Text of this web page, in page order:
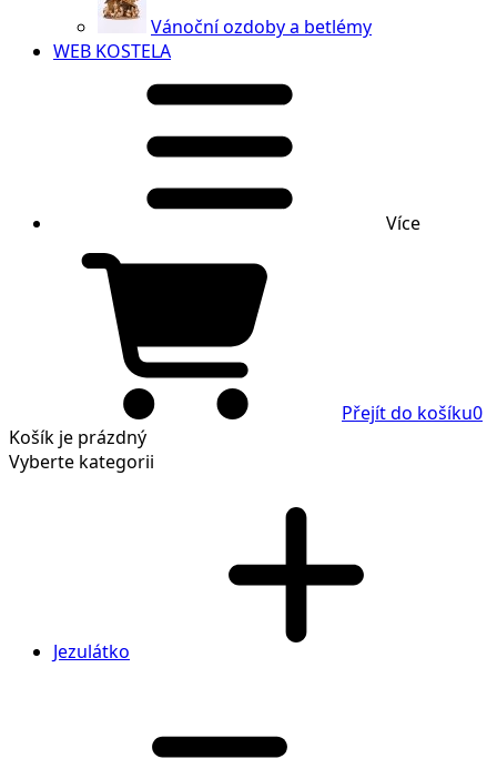
Vánoční ozdoby a betlémy
WEB KOSTELA
Více
Přejít do košíku0
Košík je prázdný
Vyberte kategorii
Jezulátko